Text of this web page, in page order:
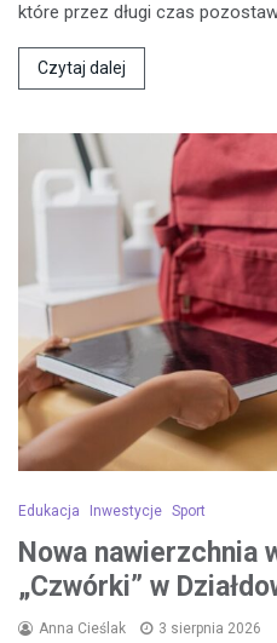
które przez długi czas
Czytaj dalej
Edukacja Inwestycje Sport
Nowa nawierzchnia
„Czwórki” w
Anna Cieślak 3 sierpnia 2026